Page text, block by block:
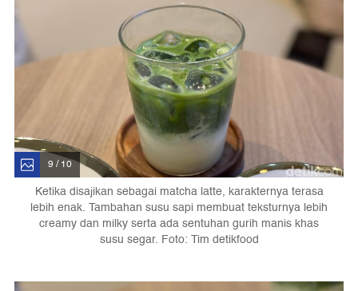
9 / 10
Ketika disajikan sebagai matcha latte, karakternya terasa
lebih enak. Tambahan susu sapi membuat teksturnya lebih
creamy dan milky serta ada sentuhan gurih manis khas
susu segar. Foto: Tim detikfood